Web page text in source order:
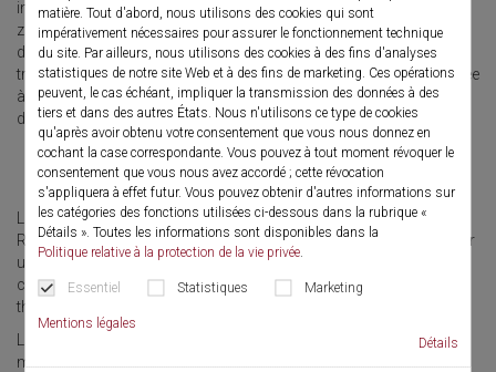
matière. Tout d'abord, nous utilisons des cookies qui sont
impérativement nécessaires pour assurer le fonctionnement technique
du site. Par ailleurs, nous utilisons des cookies à des fins d'analyses
statistiques de notre site Web et à des fins de marketing. Ces opérations
peuvent, le cas échéant, impliquer la transmission des données à des
tiers et dans des autres États. Nous n'utilisons ce type de cookies
qu'après avoir obtenu votre consentement que vous nous donnez en
cochant la case correspondante. Vous pouvez à tout moment révoquer le
consentement que vous nous avez accordé ; cette révocation
s'appliquera à effet futur. Vous pouvez obtenir d'autres informations sur
les catégories des fonctions utilisées ci-dessous dans la rubrique «
Détails ». Toutes les informations sont disponibles dans la
Politique relative à la protection de la vie privée.
Essentiel Statistiques Marketing
Mentions légales
Détails
interventions endoscopiques s'appliquent désormais à d'autres
zones et sont dans une large mesure devenue la norme. En raison
de la faible incidence des lésions épidermiques ou tissulaires, le
traumatisme du patient est très limité. Cette procédure est associée
à un faible taux de mortalité et de complication ainsi qu'à
d'excellentes propriétés cosmétiques.
Les endoscopes rigides et flexibles ainsi que les instruments de
Richard Wolf sont améliorés en permanence dans le but d'assurer
un traitement rapide et en douceur ainsi que de soulager le
chirurgien. Un large éventail de traitements diagnostiques et
thérapeutiques au plus haut niveau sont ainsi réalisables.
L'urologie serait aujourd'hui inconcevable sans les procédures
modernes de résectoscopie et de thérapie laser ainsi que les